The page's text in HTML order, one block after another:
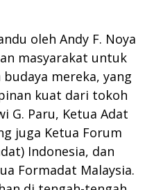
oleh Andy F. Noya
masyarakat untuk
mereka, yang
kuat dari tokoh
G. Paru, Ketua Adat
juga Ketua Forum
Indonesia, dan
Formadat Malaysia.